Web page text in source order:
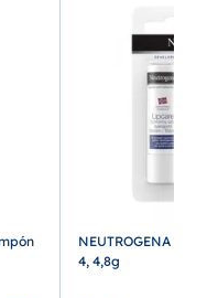
NEUTROGENA
4, 4,8g